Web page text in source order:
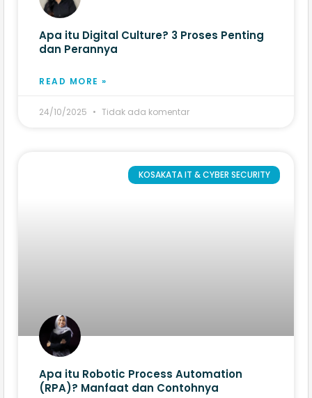
Apa itu Digital Culture? 3 Proses Penting
dan Perannya
READ MORE »
24/10/2025 Tidak ada komentar
KOSAKATA IT & CYBER SECURITY
Apa itu Robotic Process Automation
(RPA)? Manfaat dan Contohnya